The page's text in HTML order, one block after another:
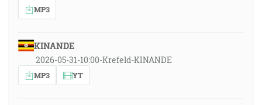
MP3
KINANDE
2026-05-31-10:00-Krefeld-KINANDE
MP3 YT